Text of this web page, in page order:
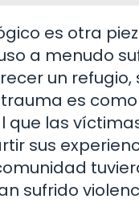
es otra
a menudo
un
es
que las
sus
sufrido